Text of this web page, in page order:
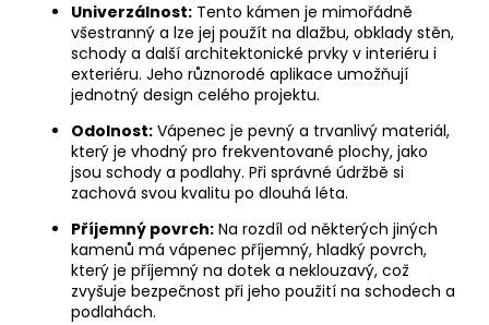
Univerzálnost: Tento kámen je mimořádně
všestranný a lze jej použít na dlažbu, obklady stěn,
schody a další architektonické prvky v interiéru i
exteriéru. Jeho různorodé aplikace umožňují
jednotný design celého projektu.
Odolnost: Vápenec je pevný a trvanlivý materiál,
který je vhodný pro frekventované plochy, jako
jsou schody a podlahy. Při správné údržbě si
zachová svou kvalitu po dlouhá léta.
Příjemný povrch: Na rozdíl od některých jiných
kamenů má vápenec příjemný, hladký povrch,
který je příjemný na dotek a neklouzavý, což
zvyšuje bezpečnost při jeho použití na schodech a
podlahách.